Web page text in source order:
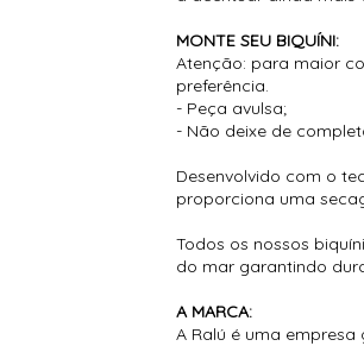
MONTE SEU BIQUÍNI:
Atenção: para maior
preferência.
- Peça avulsa;
- Não deixe de
Desenvolvido com o
proporciona uma
Todos os nossos
do mar garantindo
A MARCA:
A Ralú é uma